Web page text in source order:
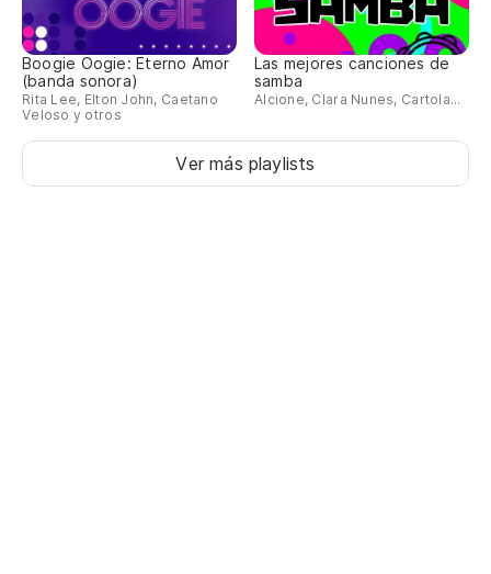
Boogie Oogie: Eterno Amor
(banda sonora)
Rita Lee, Elton John, Caetano
Veloso y otros
Las mejores canciones de
samba
Alcione, Clara Nunes, Cartola...
Ver más playlists